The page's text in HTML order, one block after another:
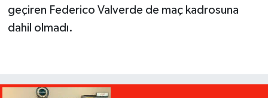
geçiren Federico Valverde de maç kadrosuna
dahil olmadı.